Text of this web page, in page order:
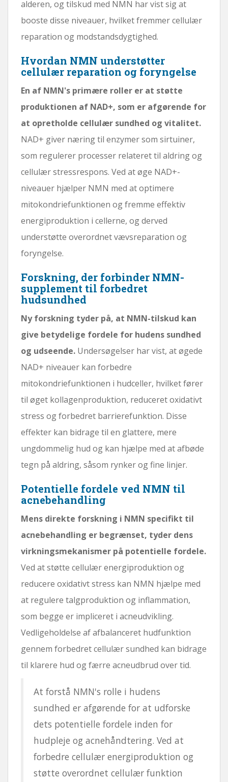
alderen, og tilskud med NMN har vist sig at
booste disse niveauer, hvilket fremmer cellulær
reparation og modstandsdygtighed.
Hvordan NMN understøtter
cellulær reparation og foryngelse
En af NMN's primære roller er at støtte
produktionen af ​​NAD+, som er afgørende for
at opretholde cellulær sundhed og vitalitet.
NAD+ giver næring til enzymer som sirtuiner,
som regulerer processer relateret til aldring og
cellulær stressrespons. Ved at øge NAD+-
niveauer hjælper NMN med at optimere
mitokondriefunktionen og fremme effektiv
energiproduktion i cellerne, og derved
understøtte overordnet vævsreparation og
foryngelse.
Forskning, der forbinder NMN-
supplement til forbedret
hudsundhed
Ny forskning tyder på, at NMN-tilskud kan
give betydelige fordele for hudens sundhed
og udseende. Undersøgelser har vist, at øgede
NAD+ niveauer kan forbedre
mitokondriefunktionen i hudceller, hvilket fører
til øget kollagenproduktion, reduceret oxidativt
stress og forbedret barrierefunktion. Disse
effekter kan bidrage til en glattere, mere
ungdommelig hud og kan hjælpe med at afbøde
tegn på aldring, såsom rynker og fine linjer.
Potentielle fordele ved NMN til
acnebehandling
Mens direkte forskning i NMN specifikt til
acnebehandling er begrænset, tyder dens
virkningsmekanismer på potentielle fordele.
Ved at støtte cellulær energiproduktion og
reducere oxidativt stress kan NMN hjælpe med
at regulere talgproduktion og inflammation,
som begge er impliceret i acneudvikling.
Vedligeholdelse af afbalanceret hudfunktion
gennem forbedret cellulær sundhed kan bidrage
til klarere hud og færre acneudbrud over tid.
At forstå NMN's rolle i hudens
sundhed er afgørende for at udforske
dets potentielle fordele inden for
hudpleje og acnehåndtering. Ved at
forbedre cellulær energiproduktion og
støtte overordnet cellulær funktion